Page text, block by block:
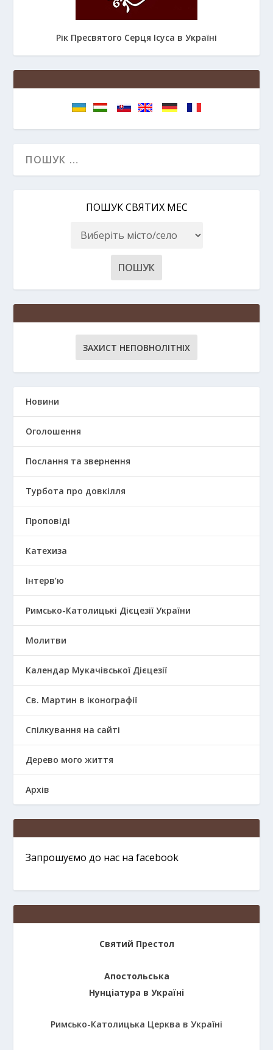
Рік Пресвятого Серця Ісуса в Україні
ПОШУК СВЯТИХ МЕС
ЗАХИСТ НЕПОВНОЛІТНІХ
Новини
Оголошення
Послання та звернення
Турбота про довкілля
Проповіді
Катехиза
Інтерв’ю
Римсько-Католицькі Дієцезії України
Молитви
Календар Мукачівської Дієцезії
Св. Мартин в іконографії
Спілкування на сайті
Дерево мого життя
Архів
Запрошуємо до нас на facebook
Святий Престол
Апостольська
Нунціатура в Україні
Римсько-Католицька Церква в Україні